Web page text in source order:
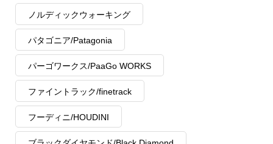
ノルディックウォーキング
パタゴニア/Patagonia
パーゴワークス/PaaGo WORKS
ファイントラック/finetrack
フーディニ/HOUDINI